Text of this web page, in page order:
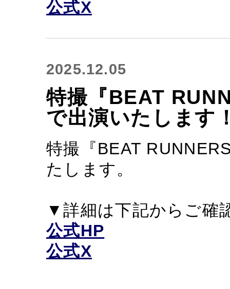
公式X
2025.12.05
特撮『BEAT
で出演いたします
特撮『BEAT
たします。
▼詳細は下記からご確
公式HP
公式X